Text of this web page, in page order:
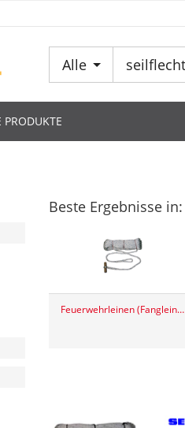
Alle
PRODUKTE
Beste Ergebnisse in:
Feuerwehrleinen (Fangleinen) Seilflechter DIN 14920